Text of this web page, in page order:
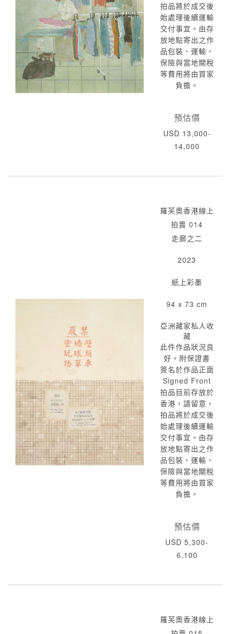
拍品將於成交後
始處理後續運輸
交付事宜。由存
放地點寄出之作
品包裝、運輸、
保險與當地關稅
等費用將由買家
負擔。
預估價
USD 13,000-
14,000
羅芙奧香港線上
拍賣 014
走廊之二
2023
紙上彩墨
94 x 73 cm
亞洲藏家私人收
藏
此件作品狀況良
好。附保證書
簽名於作品正面
Signed Front
拍品目前存放於
香港，請留意，
拍品將於成交後
始處理後續運輸
交付事宜。由存
放地點寄出之作
品包裝、運輸、
保險與當地關稅
等費用將由買家
負擔。
預估價
USD 5,300-
6,100
羅芙奧香港線上